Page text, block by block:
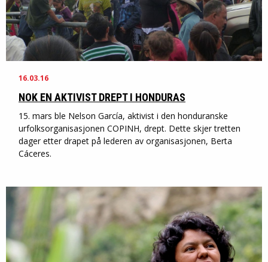
16.03.16
NOK EN AKTIVIST DREPT I HONDURAS
15. mars ble Nelson García, aktivist i den honduranske
urfolksorganisasjonen COPINH, drept. Dette skjer tretten
dager etter drapet på lederen av organisasjonen, Berta
Cáceres.